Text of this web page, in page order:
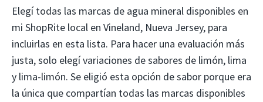
Elegí todas las marcas de agua mineral disponibles en
mi ShopRite local en Vineland, Nueva Jersey, para
incluirlas en esta lista. Para hacer una evaluación más
justa, solo elegí variaciones de sabores de limón, lima
y lima-limón. Se eligió esta opción de sabor porque era
la única que compartían todas las marcas disponibles